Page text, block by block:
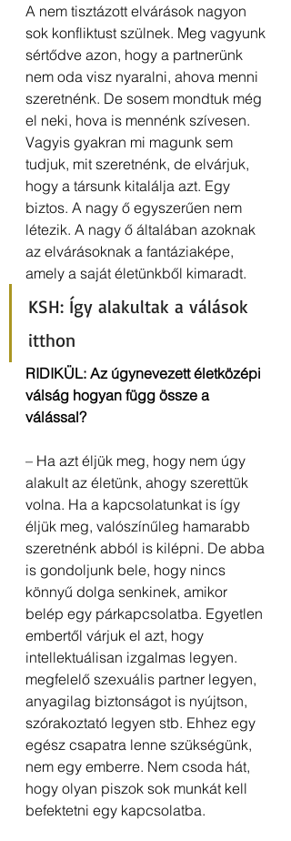
A nem tisztázott elvárások nagyon
sok konfliktust szülnek. Meg vagyunk
sértődve azon, hogy a partnerünk
nem oda visz nyaralni, ahova menni
szeretnénk. De sosem mondtuk még
el neki, hova is mennénk szívesen.
Vagyis gyakran mi magunk sem
tudjuk, mit szeretnénk, de elvárjuk,
hogy a társunk kitalálja azt. Egy
biztos. A nagy ő egyszerűen nem
létezik. A nagy ő általában azoknak
az elvárásoknak a fantáziaképe,
amely a saját életünkből kimaradt.
KSH: Így alakultak a válások
itthon
RIDIKÜL: Az úgynevezett életközépi
válság hogyan függ össze a
válással?
– Ha azt éljük meg, hogy nem úgy
alakult az életünk, ahogy szerettük
volna. Ha a kapcsolatunkat is így
éljük meg, valószínűleg hamarabb
szeretnénk abból is kilépni. De abba
is gondoljunk bele, hogy nincs
könnyű dolga senkinek, amikor
belép egy párkapcsolatba. Egyetlen
embertől várjuk el azt, hogy
intellektuálisan izgalmas legyen.
megfelelő szexuális partner legyen,
anyagilag biztonságot is nyújtson,
szórakoztató legyen stb. Ehhez egy
egész csapatra lenne szükségünk,
nem egy emberre. Nem csoda hát,
hogy olyan piszok sok munkát kell
befektetni egy kapcsolatba.